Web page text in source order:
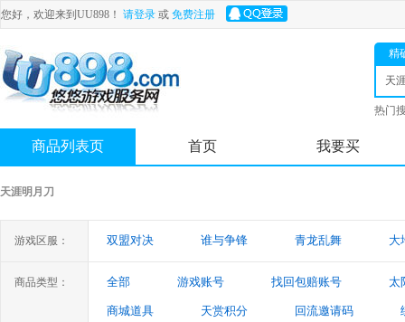
您好，欢迎来到UU898！ 请登录 或 免费注册
精
天
热门
商品列表页 首页 我要买
天涯明月刀
游戏区服： 双盟对决 谁与争锋 青龙乱舞 大
商品类型： 全部 游戏账号 找回包赔账号 太
商城道具 天赏积分 回流邀请码